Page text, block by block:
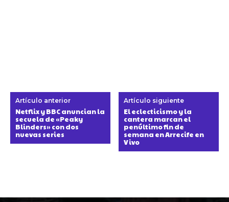
Artículo anterior
Netflix y BBC anuncian la
secuela de «Peaky
Blinders» con dos
nuevas series
Artículo siguiente
El eclecticismo y la
cantera marcan el
penúltimo fin de
semana en Arrecife en
Vivo